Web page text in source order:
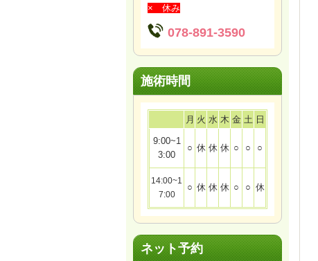
× 休み
078-891-3590
施術時間
月 火 水 木 金 土 日
9:00~1
3:00
○ 休 休 休 ○ ○ ○
14:00~1
7:00
○ 休 休 休 ○ ○ 休
ネット予約